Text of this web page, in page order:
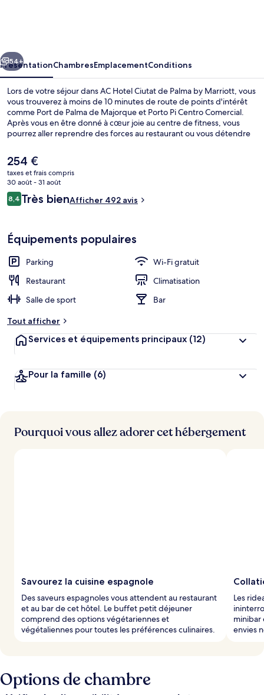
Palma
by
Marriott
Suivant
54+
PrésentationChambresEmplacementConditions
Lors de votre séjour dans AC Hotel Ciutat de Palma by Marriott, vous
vous trouverez à moins de 10 minutes de route de points d'intérêt
comme Port de Palma de Majorque et Porto Pi Centro Comercial.
Après vous en être donné à cœur joie au centre de fitness, vous
pourrez aller reprendre des forces au restaurant ou vous détendre
place, on trouve un snack-bar/une épicerie fine, une terrasse et un
jardin. Sympa non ?
Le
prix
actuel
est
de
254 €
taxes et frais compris
30 août - 31 août
Avis
voyageurs
8,48,4 sur 10
Très bienAfficher 492 avis
Équipements populaires
Parking
Wi-Fi gratuit
Restaurant
Climatisation
Salle de sport
Bar
Tout afficher
Services et équipements principaux (12)
Pour la famille (6)
Pourquoi vous allez adorer cet hébergement
Savourez la cuisine espagnole
Des saveurs espagnoles vous attendent au restaurant
et au bar de cet hôtel. Le buffet petit déjeuner
comprend des options végétariennes et
végétaliennes pour toutes les préférences culinaires.
Les
minibar
envies
Options de chambre